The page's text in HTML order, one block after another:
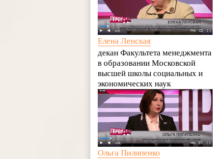
Елена Ленская
декан Факультета менеджмента
в образовании Московской
высшей школы социальных и
экономических наук
Ольга Пилипенко